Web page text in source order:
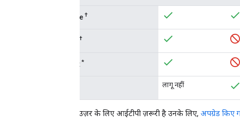
Chrome †
†
Firefox *
लागू नहीं
जिन ब्राउज़र के लिए आईटीपी ज़रूरी है उनके लिए, अपग्रेड किए